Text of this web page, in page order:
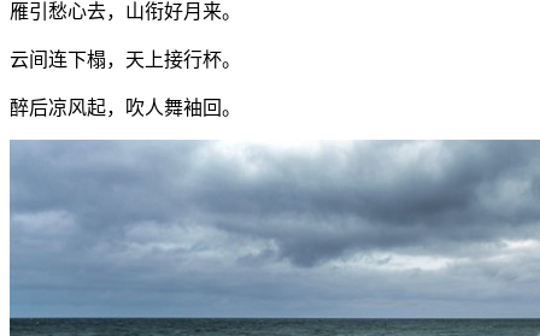
雁引愁心去，山衔好月来。
云间连下榻，天上接行杯。
醉后凉风起，吹人舞袖回。